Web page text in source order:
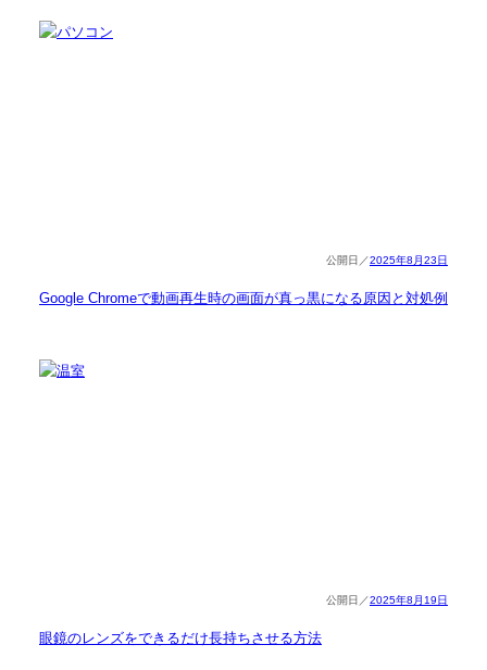
2025年8月23日
Google Chromeで動画再生時の画面が真っ黒になる原因と対処例
2025年8月19日
眼鏡のレンズをできるだけ長持ちさせる方法